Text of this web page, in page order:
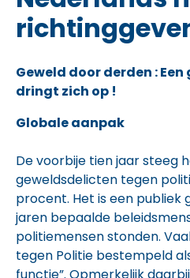
Geweld door derden :
dringt zich op !
Globale aanpak
De voorbije tien jaar steeg
geweldsdelicten tegen
procent. Het is een publiek
jaren bepaalde
politiemensen stonden.
tegen Politie bestempeld